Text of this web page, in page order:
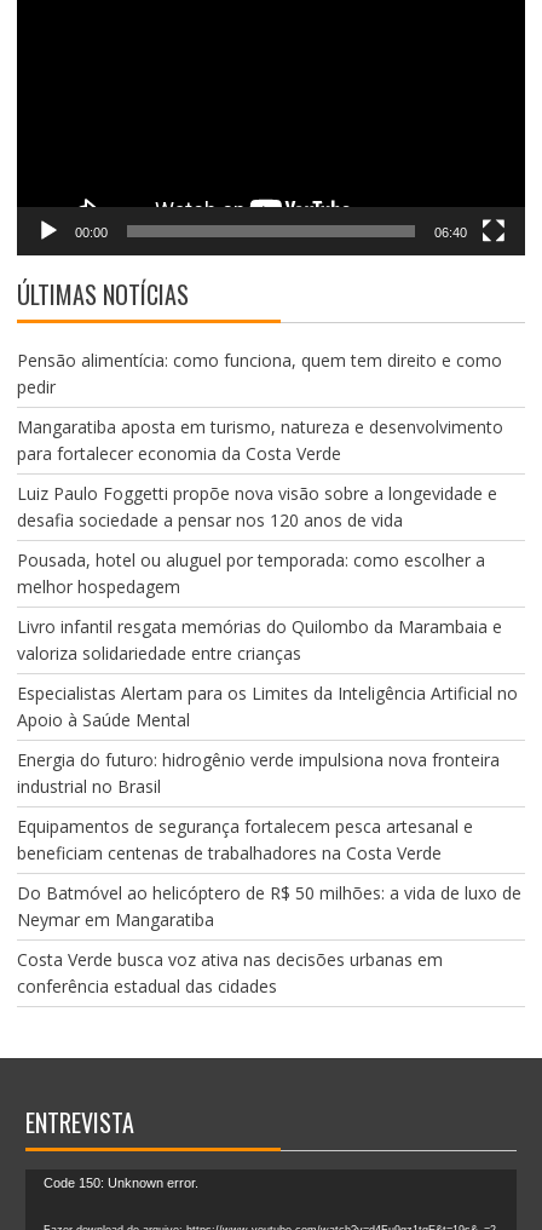
00:00 06:40
ÚLTIMAS NOTÍCIAS
Pensão alimentícia: como funciona, quem tem direito e como
pedir
Mangaratiba aposta em turismo, natureza e desenvolvimento
para fortalecer economia da Costa Verde
Luiz Paulo Foggetti propõe nova visão sobre a longevidade e
desafia sociedade a pensar nos 120 anos de vida
Pousada, hotel ou aluguel por temporada: como escolher a
melhor hospedagem
Livro infantil resgata memórias do Quilombo da Marambaia e
valoriza solidariedade entre crianças
Especialistas Alertam para os Limites da Inteligência Artificial no
Apoio à Saúde Mental
Energia do futuro: hidrogênio verde impulsiona nova fronteira
industrial no Brasil
Equipamentos de segurança fortalecem pesca artesanal e
beneficiam centenas de trabalhadores na Costa Verde
Do Batmóvel ao helicóptero de R$ 50 milhões: a vida de luxo de
Neymar em Mangaratiba
Costa Verde busca voz ativa nas decisões urbanas em
conferência estadual das cidades
ENTREVISTA
Tocador
Code 150: Unknown error.